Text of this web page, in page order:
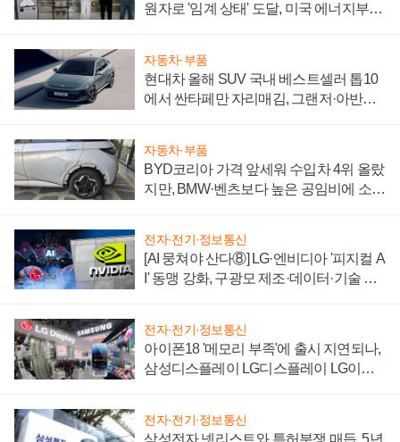
원자로 '임계 상태' 도달, 미국 에너지부
자동차·부품
현대차 올해 SUV 국내 베스트셀러 톱10
에서 싼타페만 자리매김, 그랜저·아반떼
자동차·부품
BYD코리아 가격 앞세워 수입차 4위 올랐
지만, BMW·벤츠보다 높은 공임비에 소비
전자·전기·정보통신
[AI 뭉쳐야 산다⑧] LG·엔비디아 '피지컬 A
I' 동맹 강화, 구광모 제조·데이터·기술 결
전자·전기·정보통신
아이폰18 '메모리 부족'에 출시 지연되나,
삼성디스플레이 LG디스플레이 LG이노
전자·전기·정보통신
삼성전자 넷리스트와 특허분쟁 매듭, 5년